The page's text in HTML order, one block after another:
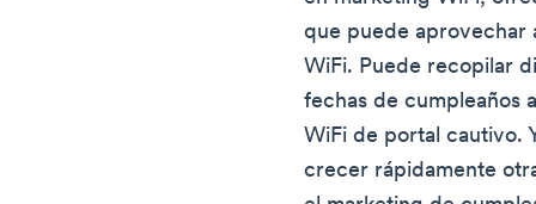
que puede aprovechar
WiFi. Puede recopilar
fechas de cumpleaños
WiFi de portal cautivo.
crecer rápidamente